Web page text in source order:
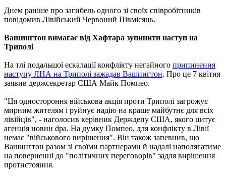
Днем раніше про загибель одного зі своїх співробітників
повідомив Лівійський Червоний Півмісяць.
Вашингтон вимагає від Хафтара зупинити наступ на
Триполі
На тлі подальшої ескалації конфлікту негайного припинення
наступу ЛНА на Триполі зажадав Вашингтон. Про це 7 квітня
заявив держсекретар США Майк Помпео.
"Ця одностороння військова акція проти Триполі загрожує
мирним жителям і руйнує надію на краще майбутнє для всіх
лівійців", - наголосив керівник Держдепу США, якого цитує
агенція новин dpa. На думку Помпео, для конфлікту в Лівії
немає "військового вирішення". Він також запевнив, що
Вашингтон разом зі своїми партнерами й надалі наполягатиме
на поверненні до "політичних переговорів" задля вирішення
протистояння.